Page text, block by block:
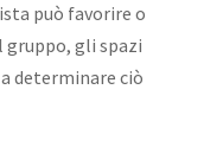
può favorire o
gruppo, gli spazi
determinare ciò